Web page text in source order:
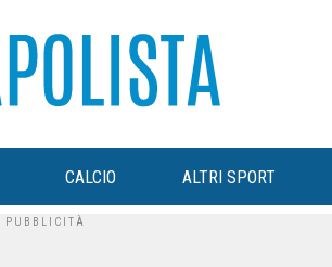
CALCIO ALTRI SPORT